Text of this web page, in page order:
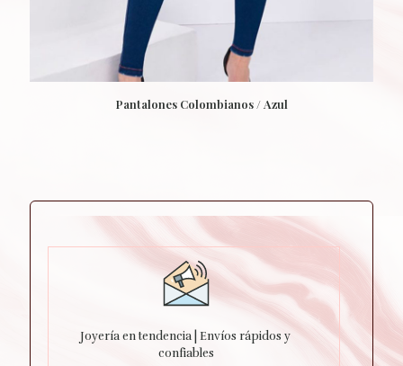
Pantalones Colombianos / Azul
Joyería en tendencia | Envíos rápidos y
confiables